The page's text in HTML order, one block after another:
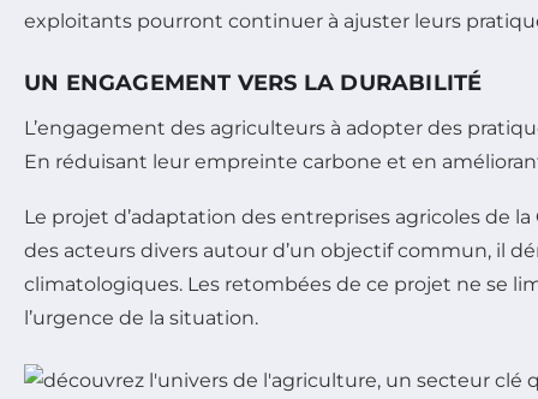
exploitants pourront continuer à ajuster leurs
UN ENGAGEMENT VERS LA DURABILITÉ
L’engagement des agriculteurs à adopter des
En réduisant leur empreinte carbone et en
Le projet d’adaptation des entreprises agricoles de
des acteurs divers autour d’un objectif commun, il
climatologiques. Les retombées de ce projet ne se
l’urgence de la situation.